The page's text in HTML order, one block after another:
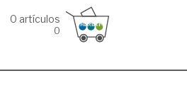
0 artículos
0